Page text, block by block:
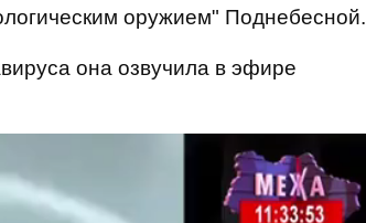
оружием" Поднебесной.
она озвучила в эфире